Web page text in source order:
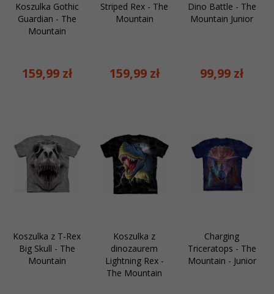
Koszulka Gothic
Guardian - The
Mountain
159,99 zł
Striped Rex - The
Mountain
159,99 zł
Dino Battle - The
Mountain Junior
99,99 zł
Koszulka z T-Rex
Big Skull - The
Mountain
Koszulka z
dinozaurem
Lightning Rex -
The Mountain
Charging
Triceratops - The
Mountain - Junior